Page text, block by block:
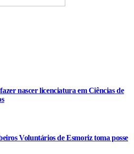
nascer licenciatura em Ciências de
Voluntários de Esmoriz toma posse